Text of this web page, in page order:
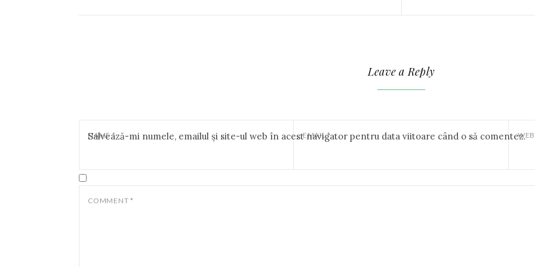
Leave a Reply
NAME* EMAIL*
Salvează-mi numele, emailul și site-ul web în acest navigator pentru data viitoare când o să comentez.
COMMENT *